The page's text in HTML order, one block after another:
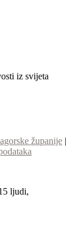
iz svijeta
županije |
ljudi,